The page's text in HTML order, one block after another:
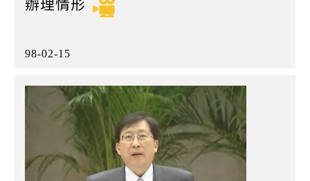
辦理情形
98-02-15